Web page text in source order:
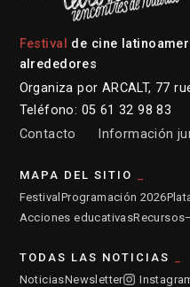
Festival
de cine
alrededores
Organiza por ARCALT, 77
Teléfono: 05 61 32 98 83
Contacto
Información
MAPA DEL SITIO
Festival Programación 2026
Acciones educativasRecursos
TODAS LAS NOTICIAS
NoticiasNewsletter